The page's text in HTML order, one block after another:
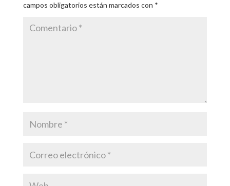
campos obligatorios están marcados con *